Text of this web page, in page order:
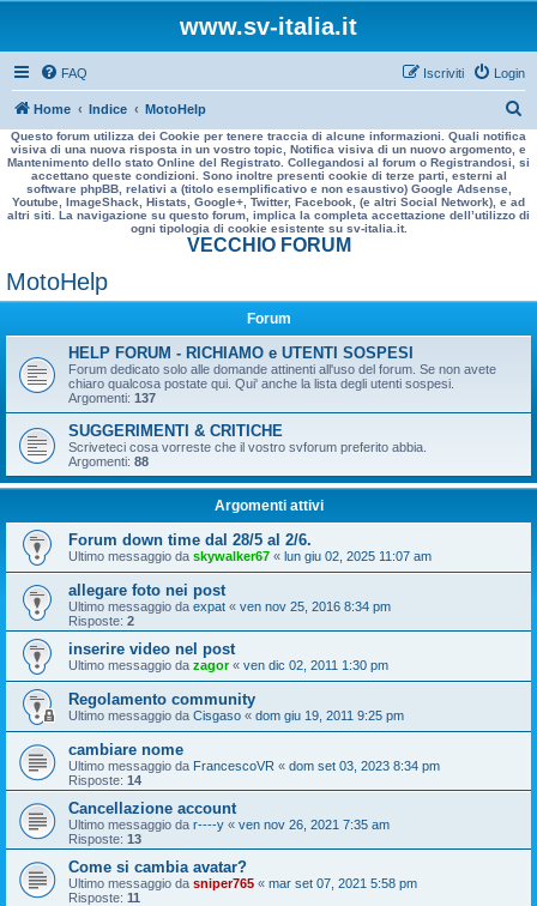
www.sv-italia.it
FAQ Login
Iscriviti
Home Indice MotoHelp
e
r
a
Questo forum utilizza dei Cookie per tenere traccia di alcune informazioni. Quali notifica
visiva di una nuova risposta in un vostro topic, Notifica visiva di un nuovo argomento, e
Mantenimento dello stato Online del Registrato. Collegandosi al forum o Registrandosi, si
accettano queste condizioni. Sono inoltre presenti cookie di terze parti, esterni al
software phpBB, relativi a (titolo esemplificativo e non esaustivo) Google Adsense,
Youtube, ImageShack, Histats, Google+, Twitter, Facebook, (e altri Social Network), e ad
altri siti. La navigazione su questo forum, implica la completa accettazione dell’utilizzo di
ogni tipologia di cookie esistente su sv-italia.it.
VECCHIO FORUM
MotoHelp
Forum
HELP FORUM - RICHIAMO e UTENTI SOSPESI
Forum dedicato solo alle domande attinenti all'uso del forum. Se non avete
chiaro qualcosa postate qui. Qui' anche la lista degli utenti sospesi.
Argomenti: 137
SUGGERIMENTI & CRITICHE
Scriveteci cosa vorreste che il vostro svforum preferito abbia.
Argomenti: 88
Argomenti attivi
Forum down time dal 28/5 al 2/6.
Ultimo messaggio da skywalker67 « lun giu 02, 2025 11:07 am
allegare foto nei post
Ultimo messaggio da expat « ven nov 25, 2016 8:34 pm
Risposte: 2
inserire video nel post
Ultimo messaggio da zagor« ven dic 02, 2011 1:30 pm
Regolamento community
Ultimo messaggio da Cisgaso « dom giu 19, 2011 9:25 pm
cambiare nome
Ultimo messaggio da FrancescoVR « dom set 03, 2023 8:34 pm
Risposte: 14
Cancellazione account
Ultimo messaggio da r----y « ven nov 26, 2021 7:35 am
Risposte: 13
Come si cambia avatar?
Ultimo messaggio da sniper765 « mar set 07, 2021 5:58 pm
Risposte: 11